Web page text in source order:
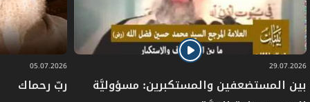
29.07.2026
بين المستضعفين والمستكبرين: مسؤوليَّة
05.07.2026
ربّ رحماك